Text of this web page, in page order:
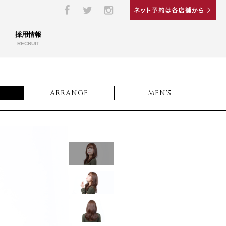
採用情報
RECRUIT
ARRANGE MEN'S